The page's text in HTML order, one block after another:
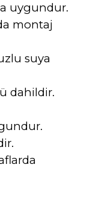
uygundur.
montaj
suya
dahildir.